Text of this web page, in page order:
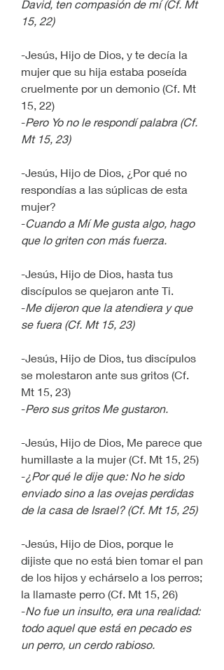
David, ten compasión de mí (Cf. Mt
15, 22)
-Jesús, Hijo de Dios, y te decía la
mujer que su hija estaba poseída
cruelmente por un demonio (Cf. Mt
15, 22)
-Pero Yo no le respondí palabra (Cf.
Mt 15, 23)
-Jesús, Hijo de Dios, ¿Por qué no
respondías a las súplicas de esta
mujer?
-Cuando a Mí Me gusta algo, hago
que lo griten con más fuerza.
-Jesús, Hijo de Dios, hasta tus
discípulos se quejaron ante Ti.
-Me dijeron que la atendiera y que
se fuera (Cf. Mt 15, 23)
-Jesús, Hijo de Dios, tus discípulos
se molestaron ante sus gritos (Cf.
Mt 15, 23)
-Pero sus gritos Me gustaron.
-Jesús, Hijo de Dios, Me parece que
humillaste a la mujer (Cf. Mt 15, 25)
-¿Por qué le dije que: No he sido
enviado sino a las ovejas perdidas
de la casa de Israel? (Cf. Mt 15, 25)
-Jesús, Hijo de Dios, porque le
dijiste que no está bien tomar el pan
de los hijos y echárselo a los perros;
la llamaste perro (Cf. Mt 15, 26)
-No fue un insulto, era una realidad:
todo aquel que está en pecado es
un perro, un cerdo rabioso.